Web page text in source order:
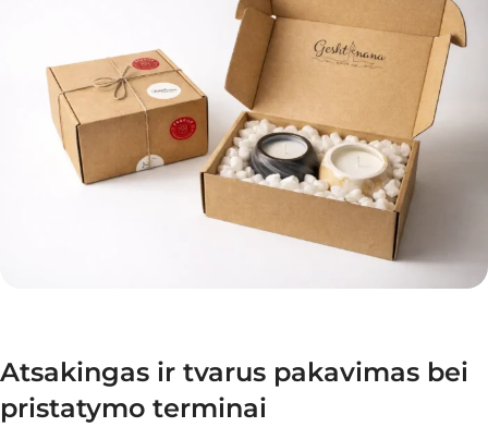
Atsakingas ir tvarus pakavimas bei
pristatymo terminai